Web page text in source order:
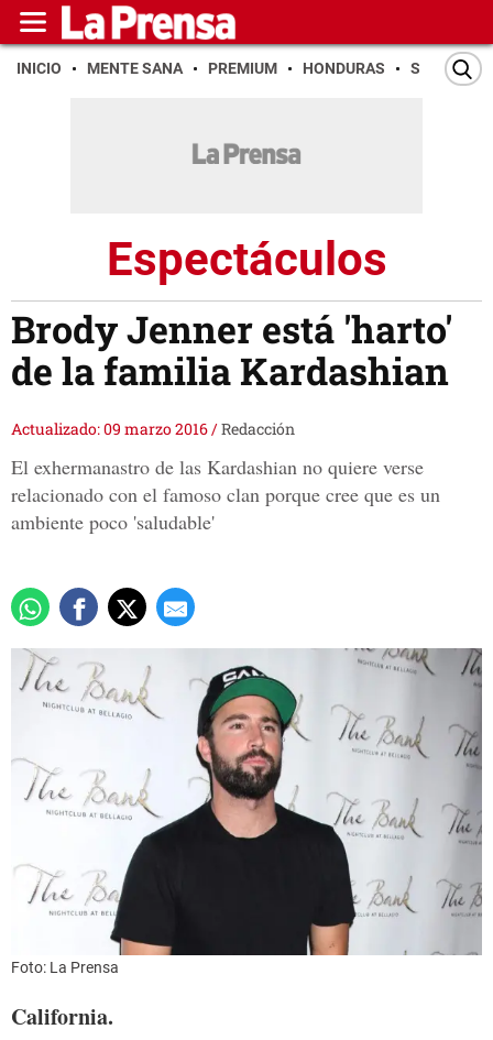
INICIO MENTE SANA PREMIUM HONDURAS SAN PEDRO
Espectáculos
Brody Jenner está 'harto'
de la familia Kardashian
Actualizado: 09 marzo 2016/Redacción
El exhermanastro de las Kardashian no quiere verse
relacionado con el famoso clan porque cree que es un
ambiente poco 'saludable'
Foto: La Prensa
California.